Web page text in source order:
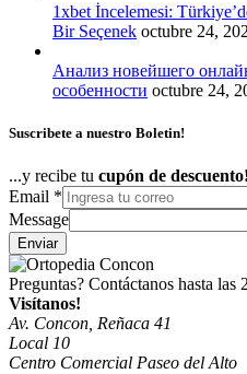
1xbet İncelemesi:
Bir Seçenek octubre 24,
Анализ новейшего
особенности octubre 24,
Suscribete a nuestro Boletin!
...y recibe tu cupón de descuento!
Email *
Message
Enviar
Preguntas? Contáctanos hasta las
Visítanos!
Av. Concon, Reñaca 41
Local 10
Centro Comercial Paseo del Alto